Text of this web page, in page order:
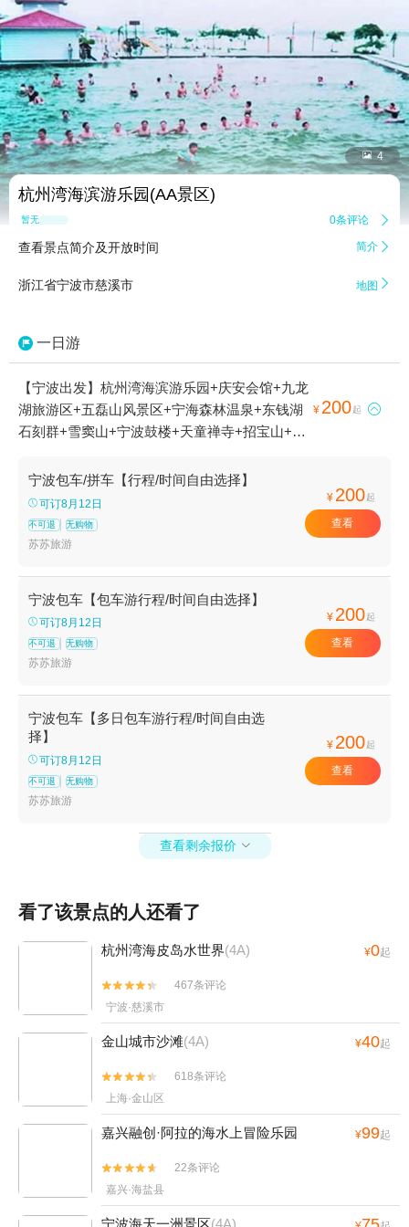
 4
杭州湾海滨游乐园(AA景区)
暂无点评 0条评论 
查看景点简介及开放时间 简介 
浙江省宁波市慈溪市 地图 
一日游
【宁波出发】杭州湾海滨游乐园+庆安会馆+九龙
湖旅游区+五磊山风景区+宁海森林温泉+东钱湖
石刻群+雪窦山+宁波鼓楼+天童禅寺+招宝山+宁
旅游区+丹山赤水+梅山岛+溪口-滕头旅游景区
+梁祝景区+宁波总工会旧址+四明山国家森林公
园+普陀山风景区+郑氏十七房+天童国家森林公
园+宁波服装博物馆+宁波九峰山景区+东钱湖
古建筑博物馆+陶公岛风景区+溪口博物馆+东钱
湖福泉山景区+东钱湖小普陀+宁波帮文化旅游区
+不周神山景区+东钱湖陶公岛景区+杭州湾国家
湿地公园+宁波海天一洲景区+象山石浦檀头山岛
+宁波北仑瑞岩寺+溪口360漂流+天宫城堡+绿野
欢乐谷+宁波海洋世界+宁波博物院+岩头古村漂
流+宁波奇e国+象山鲤龙潭森林公园+象山民俗
文化村+人间弥勒(雪窦寺)+四明湖+老外滩+五磊
寺+宁波三江口+千丈岩+白水冲瀑布+四明山庄
+溪口斑竹漂流+石浦捕鱼+宁波万竹漂流+东钱
+宁波3D艺术节+宁波文化广场冰雪文化节+宁波
邦体育场+罗蒙环球乐园+宁波大剧院+慈溪达蓬
方特东方神画+宁波本地玩乐+象山御海湾沙滩
+岩头古村奇遇谷+宁波植物园+杭州湾萤火虫城
堡+宁波文昌阁+溪口小洋房+妙高台+雪窦山招
待所+溪口老街+《梦回溪口》民国文化演艺秀
+东海半边山旅游度假区+宁波观澜休闲农庄+象
分手照相馆+梅山湾冰雪大世界+梅山湾冰雪大世
界+滕头德宝乐园+滕头生态旅游区+象山龙屿乡
【宁波】话剧《杏仁豆腐心》+梅山湾沙滩公园
+宁波那须温泉+东钱湖游船+宁波红星冰雪世界
+宁波方特东方欲晓+宁波万象城摩天轮+象山精
¥ 200起 
宁波包车/拼车【行程/时间自由选择】
可订8月12日
不可退 无购物
苏苏旅游
¥ 200起
查看
宁波包车【包车游行程/时间自由选择】
可订8月12日
不可退 无购物
苏苏旅游
¥ 200起
查看
宁波包车【多日包车游行程/时间自由选
择】
可订8月12日
不可退 无购物
苏苏旅游
¥ 200起
查看
查看剩余报价 
看了该景点的人还看了
杭州湾海皮岛水世界(4A) ¥0起


467条评论
宁波·慈溪市
金山城市沙滩(4A) ¥40起


618条评论
上海·金山区
嘉兴融创·阿拉的海水上冒险乐园 ¥99起


22条评论
嘉兴·海盐县
宁波海天一洲景区(4A)
